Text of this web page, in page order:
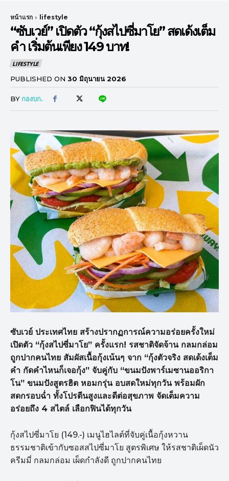
หน้าแรก lifestyle
“ซับเวย์” เปิดตัว “กุ้งสไปซี่มาโย” สดเด้งเต็ม
คำ เริ่มต้นเพียง 149 บาท!
LIFESTYLE
PUBLISHED ON 30 มิถุนายน 2026
BY กองบก.
ซับเวย์ ประเทศไทย สร้างปรากฏการณ์ความอร่อยครั้งใหม่
เปิดตัว “กุ้งสไปซี่มาโย” ครั้งแรก! รสชาติจัดจ้าน กลมกล่อม
ถูกปากคนไทย สัมผัสเนื้อกุ้งเน้นๆ จาก “กุ้งตัวจริง สดเด้งเต็ม
คำ กัดคำไหนก็เจอกุ้ง” จับคู่กับ “ขนมปังพาร์เมซานออริกา
โน” ขนมปังสูตรฮิต หอมกรุ่น อบสดใหม่ทุกวัน พร้อมผัก
สดกรอบฉ่ำ ทั้งโปรตีนสูงและดีต่อสุขภาพ จัดเต็มความ
อร่อยถึง 4 สไตล์ เลือกฟินได้ทุกวัน
กุ้งสไปซี่มาโย (149.-) เมนูไฮไลต์ที่จับคู่เนื้อกุ้งหวาน
ธรรมชาติเข้ากับซอสสไปซี่มาโย สูตรพิเศษ ให้รสชาติเผ็ดนัว
ครีมมี่ กลมกล่อม เผ็ดกำลังดี ถูกปากคนไทย